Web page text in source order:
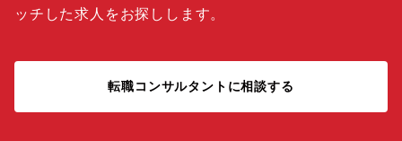
ッチした求人をお探しします。
転職コンサルタントに相談する